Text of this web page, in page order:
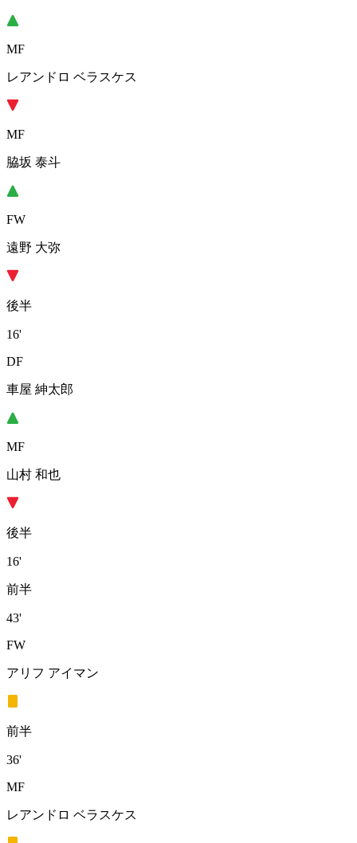
MF
レアンドロ ベラスケス
MF
脇坂 泰斗
FW
遠野 大弥
後半
16'
DF
車屋 紳太郎
MF
山村 和也
後半
16'
前半
43'
FW
アリフ アイマン
前半
36'
MF
レアンドロ ベラスケス